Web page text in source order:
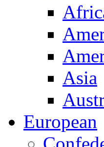
Asia
European